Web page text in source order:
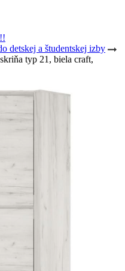
detskej a študentskej izby
typ 21, biela craft,